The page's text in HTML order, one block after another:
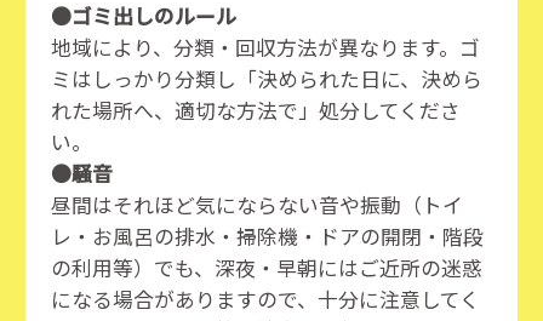
●ゴミ出しのルール
地域により、分類・回収方法が異なります。ゴ
ミはしっかり分類し「決められた日に、決めら
れた場所へ、適切な方法で」処分してくださ
い。
●騒音
昼間はそれほど気にならない音や振動（トイ
レ・お風呂の排水・掃除機・ドアの開閉・階段
の利用等）でも、深夜・早朝にはご近所の迷惑
になる場合がありますので、十分に注意してく